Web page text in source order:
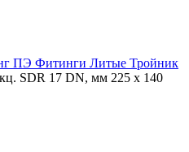
ПЭ Фитинги Литые Тройник
SDR 17 DN, мм 225 x 140